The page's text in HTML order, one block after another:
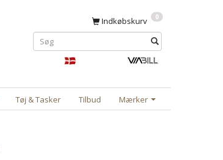
Indkøbskurv 0
Tøj & Tasker Tilbud Mærker